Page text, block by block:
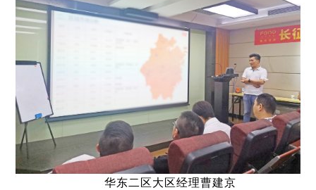
华东二区大区经理曹建京